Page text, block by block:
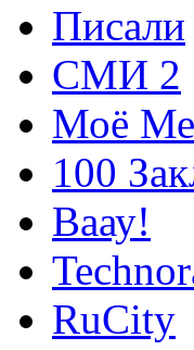
Писали
СМИ 2
Моё
100
Ваау!
RuCity